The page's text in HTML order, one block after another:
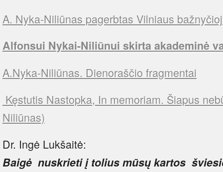
A. Nyka-Niliūnas pagerbtas Vilniaus
Alfonsui Nykai-Niliūnui skirta akademinė
A.Nyka-Niliūnas. Dienoraščio fragmentai
Kęstutis Nastopka, In memoriam. Šiapus
Niliūnas)
Dr. Ingė Lukšaitė:
Baigė nuskrieti į tolius mūsų kartos